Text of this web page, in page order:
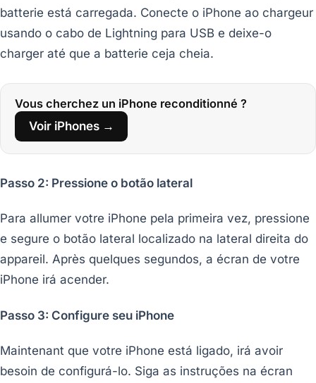
batterie está carregada. Conecte o iPhone ao chargeur
usando o cabo de Lightning para USB e deixe-o
charger até que a batterie ceja cheia.
Vous cherchez un iPhone reconditionné ?
Voir iPhones →
Passo 2: Pressione o botão lateral
Para allumer votre iPhone pela primeira vez, pressione
e segure o botão lateral localizado na lateral direita do
appareil. Après quelques segundos, a écran de votre
iPhone irá acender.
Passo 3: Configure seu iPhone
Maintenant que votre iPhone está ligado, irá avoir
besoin de configurá-lo. Siga as instruções na écran